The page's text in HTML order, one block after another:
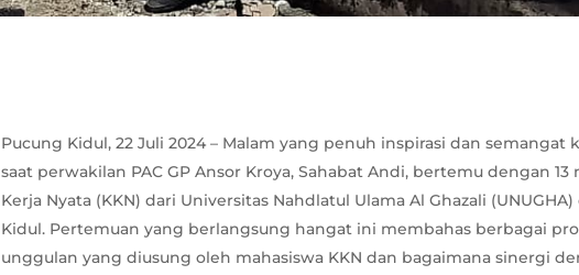
Pucung Kidul, 22 Juli 2024 – Malam yang penuh inspirasi dan semangat
saat perwakilan PAC GP Ansor Kroya, Sahabat Andi, bertemu dengan 13
Kerja Nyata (KKN) dari Universitas Nahdlatul Ulama Al Ghazali
Kidul. Pertemuan yang berlangsung hangat ini membahas berbagai
unggulan yang diusung oleh mahasiswa KKN dan bagaimana sinergi